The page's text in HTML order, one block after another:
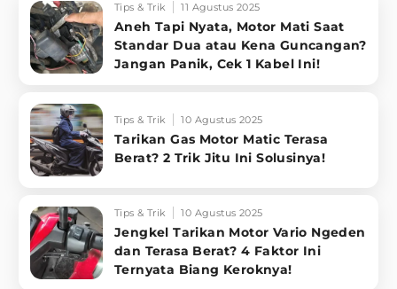
Tips & Trik 11 Agustus 2025
Aneh Tapi Nyata, Motor Mati Saat
Standar Dua atau Kena Guncangan?
Jangan Panik, Cek 1 Kabel Ini!
Tips & Trik 10 Agustus 2025
Tarikan Gas Motor Matic Terasa
Berat? 2 Trik Jitu Ini Solusinya!
Tips & Trik 10 Agustus 2025
Jengkel Tarikan Motor Vario Ngeden
dan Terasa Berat? 4 Faktor Ini
Ternyata Biang Keroknya!